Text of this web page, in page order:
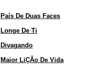
País De Duas Faces
Longe De Ti
Divagando
Maior LiÇÃo De Vida